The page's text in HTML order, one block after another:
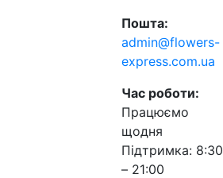
Пошта:
admin@flowers-
express.com.ua
Час роботи:
Працюємо
щодня
Підтримка: 8:30
– 21:00